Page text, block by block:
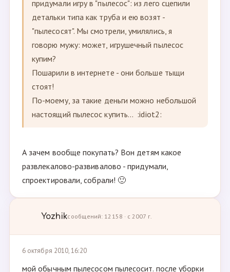
придумали игру в "пылесос": из лего сцепили
детальки типа как труба и ею возят -
"пылесосят". Мы смотрели, умилялись, я
говорю мужу: может, игрушечный пылесос
купим?
Пошарили в интернете - они больше тыщи
стоят!
По-моему, за такие деньги можно небольшой
настоящий пылесос купить... :idiot2:
А зачем вообще покупать? Вон детям какое
развлекалово-развивалово - придумали,
спроектировали, собрали! 🙂
Yozhikсообщений: 12158 · с 2007 г.
6 октября 2010, 16:20
мой обычным пылесосом пылесосит. после уборки